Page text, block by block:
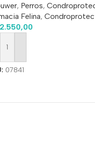
, Perros,
Felina,
Al Carrito
07841